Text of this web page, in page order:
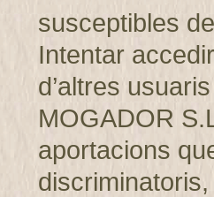
susceptibles
Intentar
d’altres
MOGADOR
aportacions